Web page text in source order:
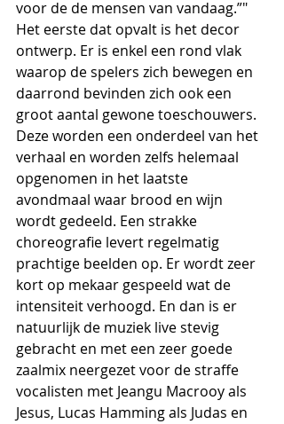
voor de de mensen van vandaag.”"
Het eerste dat opvalt is het decor
ontwerp. Er is enkel een rond vlak
waarop de spelers zich bewegen en
daarrond bevinden zich ook een
groot aantal gewone toeschouwers.
Deze worden een onderdeel van het
verhaal en worden zelfs helemaal
opgenomen in het laatste
avondmaal waar brood en wijn
wordt gedeeld. Een strakke
choreografie levert regelmatig
prachtige beelden op. Er wordt zeer
kort op mekaar gespeeld wat de
intensiteit verhoogd. En dan is er
natuurlijk de muziek live stevig
gebracht en met een zeer goede
zaalmix neergezet voor de straffe
vocalisten met Jeangu Macrooy als
Jesus, Lucas Hamming als Judas en